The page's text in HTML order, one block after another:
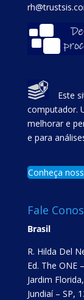
Este
computador.
melhorar e
e para
Conheça
Fale
Brasil
R. Hilda Del
Ed. The ONE
Jardim Florida,
Jundiaí – SP,